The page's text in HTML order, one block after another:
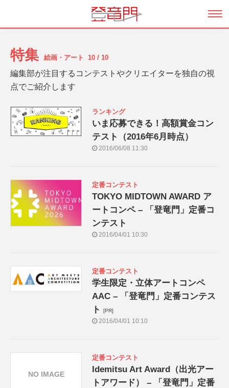
特集 絵画・アート 10 / 10
編集部が注目するコンテストやクリエイターを独自の視
点でご紹介します
ランキング
いま応募できる！高額賞金コン
テスト（2016年6月時点）
2016/06/08 11:30
定番コンテスト
TOKYO MIDTOWN AWARD ア
ートコンペ – 「登竜門」定番コ
ンテスト
2016/04/01 10:30
定番コンテスト
学生限定・立体アートコンペ
AAC – 「登竜門」定番コンテス
ト
[PR]
2016/04/01 10:10
定番コンテスト
Idemitsu Art Award（出光アー
トアワード） – 「登竜門」定番
NO IMAGE